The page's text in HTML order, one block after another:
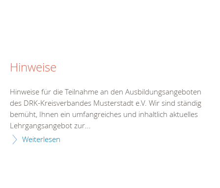
Hinweise
Hinweise für die Teilnahme an den Ausbildungsangeboten
des DRK-Kreisverbandes Musterstadt e.V. Wir sind ständig
bemüht, Ihnen ein umfangreiches und inhaltlich aktuelles
Lehrgangsangebot zur...
Weiterlesen